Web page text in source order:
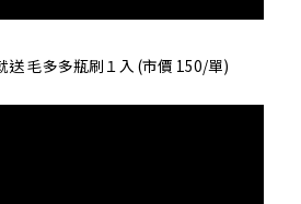
毛多多瓶刷１入 (市價 150/單)